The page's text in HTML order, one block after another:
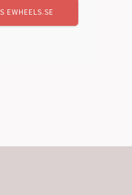
EWHEELS.SE